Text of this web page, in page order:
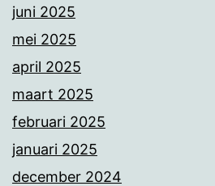
juni 2025
mei 2025
april 2025
maart 2025
februari 2025
januari 2025
december 2024